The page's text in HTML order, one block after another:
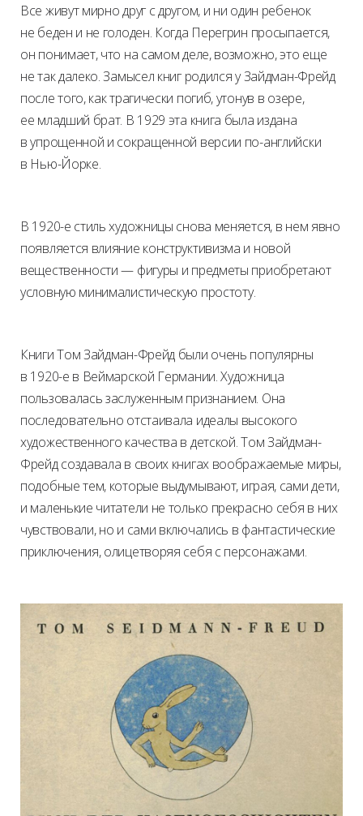
Все живут мирно друг с другом, и ни один ребенок
не беден и не голоден. Когда Перегрин просыпается,
он понимает, что на самом деле, возможно, это еще
не так далеко. Замысел книг родился у Зайдман-Фрейд
после того, как трагически погиб, утонув в озере,
ее младший брат. В 1929 эта книга была издана
в упрощенной и сокращенной версии по-английски
в Нью-Йорке.
В 1920-е стиль художницы снова меняется, в нем явно
появляется влияние конструктивизма и новой
вещественности — фигуры и предметы приобретают
условную минималистическую простоту.
Книги Том Зайдман-Фрейд были очень популярны
в 1920-е в Веймарской Германии. Художница
пользовалась заслуженным признанием. Она
последовательно отстаивала идеалы высокого
художественного качества в детской. Том Зайдман-
Фрейд создавала в своих книгах воображаемые миры,
подобные тем, которые выдумывают, играя, сами дети,
и маленькие читатели не только прекрасно себя в них
чувствовали, но и сами включались в фантастические
приключения, олицетворяя себя с персонажами.